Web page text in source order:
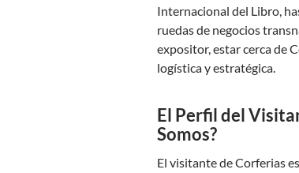
Internacional del Libro,
ruedas de negocios
expositor, estar cerca de
logística y estratégica.
El Perfil del
Somos?
El visitante de Corferias